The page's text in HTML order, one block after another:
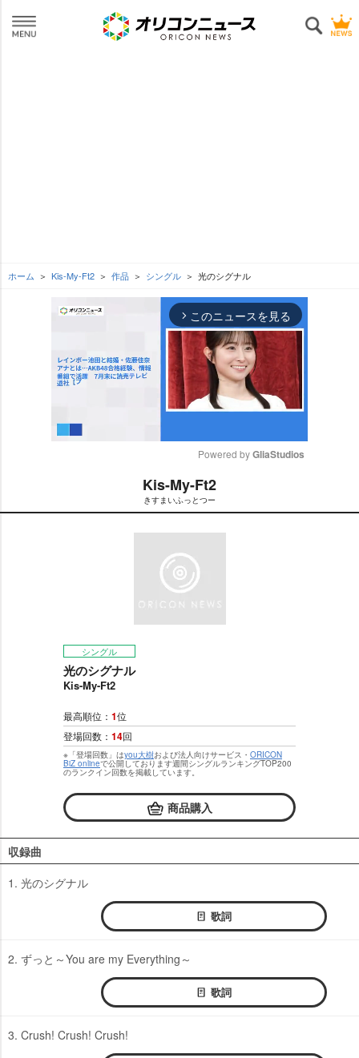
ホーム Kis-My-Ft2 作品 シングル 光のシグナル
arrow_forward_ios このニュースを見る
t
Powered by GliaStudios
Kis-My-Ft2
きすまいふっとつー
シングル
光のシグナル
Kis-My-Ft2
最高順位： 1位
登場回数： 14回
※「登場回数」はyou大樹および法人向けサービス・ ORICON
BiZ onlineで公開しております週間シングルランキングTOP200
のランクイン回数を掲載しています。
商品購入
収録曲
1. 光のシグナル
歌詞
2. ずっと～You are my Everything～
歌詞
3. Crush! Crush! Crush!